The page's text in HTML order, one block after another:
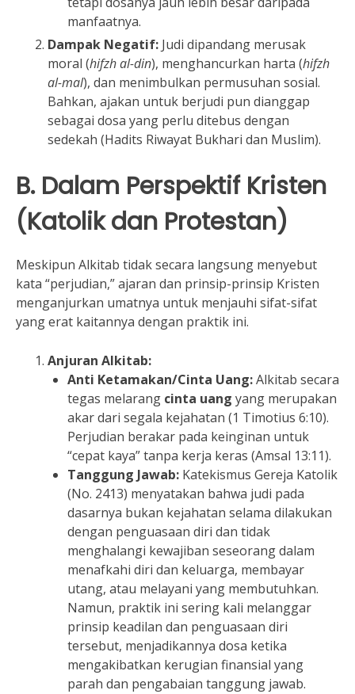
manfaatnya.
Dampak Negatif: Judi dipandang merusak
moral (hifzh al-din), menghancurkan harta (hifzh
al-mal), dan menimbulkan permusuhan sosial.
Bahkan, ajakan untuk berjudi pun dianggap
sebagai dosa yang perlu ditebus dengan
sedekah (Hadits Riwayat Bukhari dan Muslim).
B. Dalam Perspektif Kristen
(Katolik dan Protestan)
Meskipun Alkitab tidak secara langsung menyebut
kata “perjudian,” ajaran dan prinsip-prinsip Kristen
menganjurkan umatnya untuk menjauhi sifat-sifat
yang erat kaitannya dengan praktik ini.
Anjuran Alkitab:
Anti Ketamakan/Cinta Uang:Alkitab secara
tegas melarang cinta uang yang merupakan
akar dari segala kejahatan (1 Timotius 6:10).
Perjudian berakar pada keinginan untuk
“cepat kaya” tanpa kerja keras (Amsal 13:11).
Tanggung Jawab: Katekismus Gereja Katolik
(No. 2413) menyatakan bahwa judi pada
dasarnya bukan kejahatan selama dilakukan
dengan penguasaan diri dan tidak
menghalangi kewajiban seseorang dalam
menafkahi diri dan keluarga, membayar
utang, atau melayani yang membutuhkan.
Namun, praktik ini sering kali melanggar
prinsip keadilan dan penguasaan diri
tersebut, menjadikannya dosa ketika
mengakibatkan kerugian finansial yang
parah dan pengabaian tanggung jawab.